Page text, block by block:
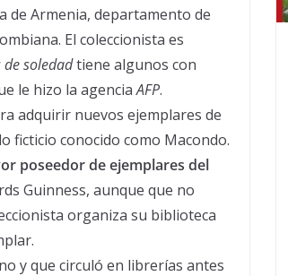
de Armenia, departamento de
El coleccionista es
de soledadtiene algunos con
le hizo la agenciaAFP.
adquirir nuevos ejemplares de
ficticio conocido como Macondo.
poseedor de ejemplares del
Guinness, aunque que no
organiza su biblioteca
y que circuló en librerías antes